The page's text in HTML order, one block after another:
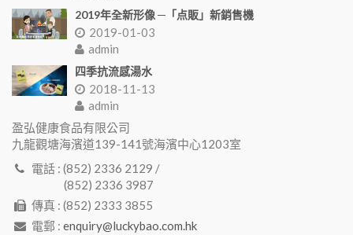
2019年全新形像 ─「点販」新銷售機
2019-01-03
admin
四季抗流感湯水
2018-11-13
admin
盈弘健康食品有限公司
九龍觀塘海濱道139-141號海濱中心1203室
電話 : (852) 2336 2129 /
(852) 2336 3987
傳真 : (852) 2333 3855
電郵 : enquiry@luckybao.com.hk